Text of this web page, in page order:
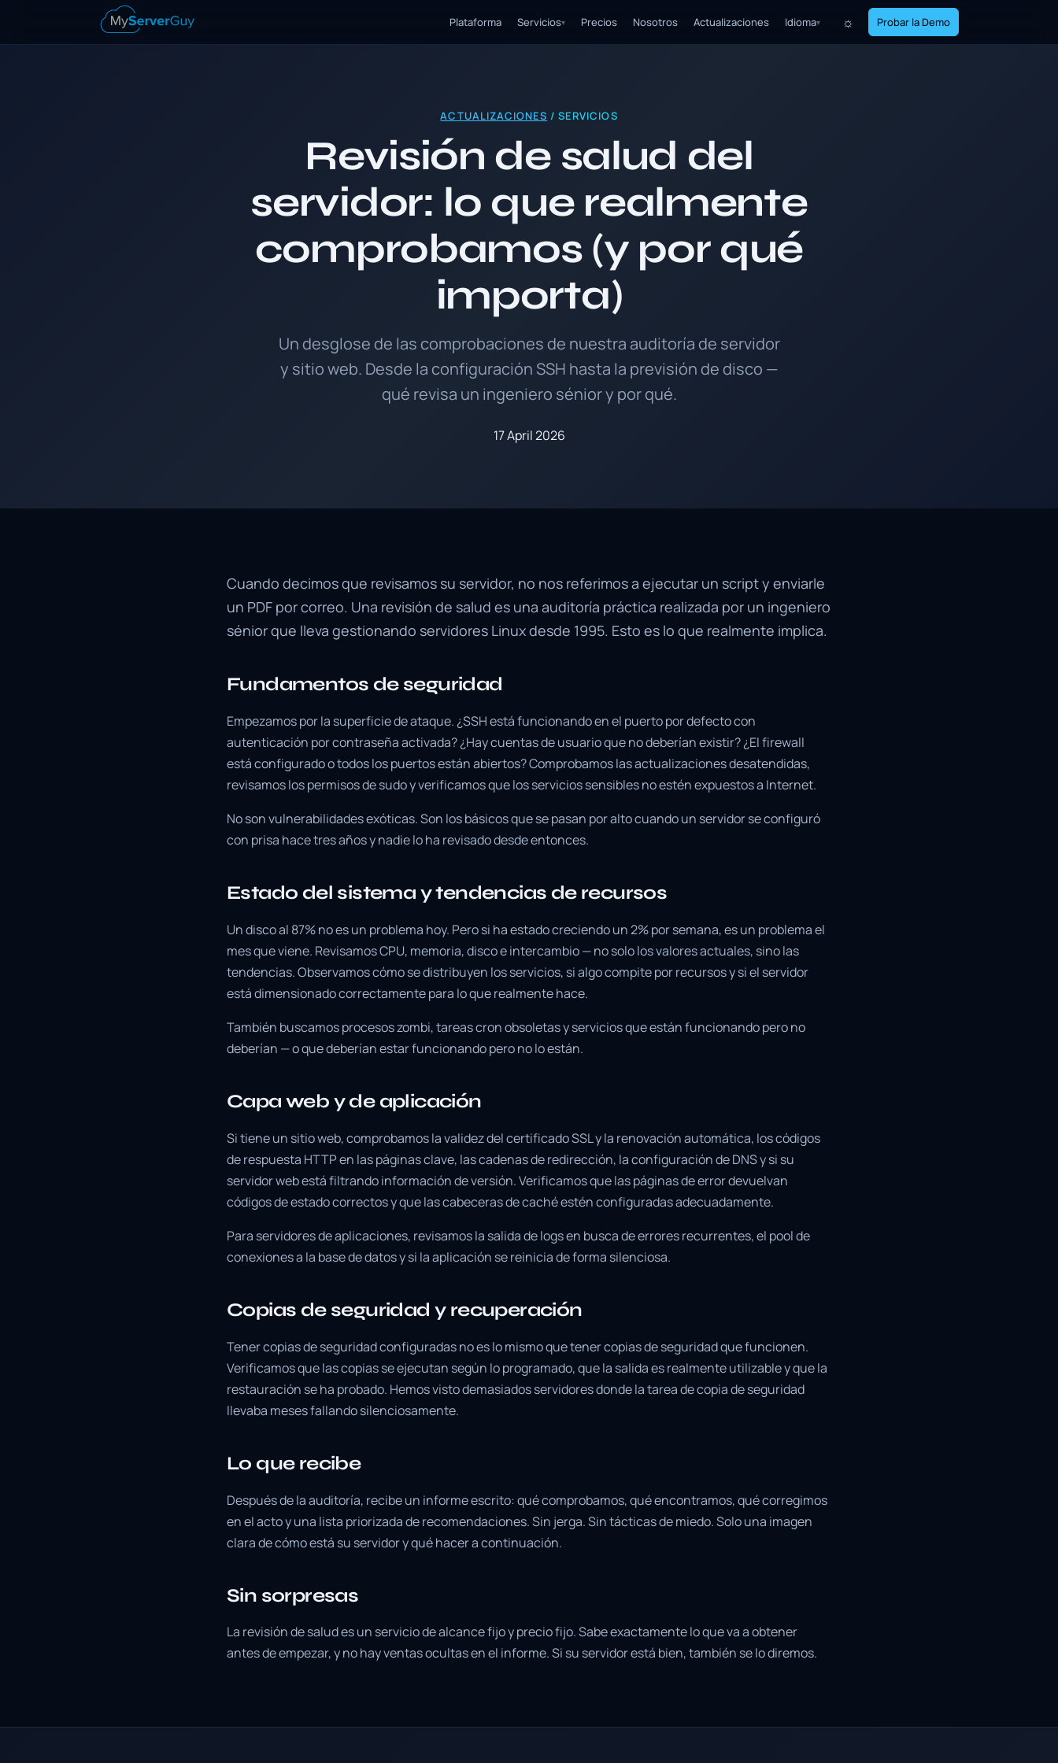
Plataforma Servicios▾ Precios Nosotros Actualizaciones Idioma▾ ☼ Probar la Demo
ACTUALIZACIONES / SERVICIOS
Revisión de salud del
servidor: lo que realmente
comprobamos (y por qué
importa)
Un desglose de las comprobaciones de nuestra auditoría de servidor
y sitio web. Desde la configuración SSH hasta la previsión de disco —
qué revisa un ingeniero sénior y por qué.
17 April 2026
Cuando decimos que revisamos su servidor, no nos referimos a ejecutar un script y enviarle
un PDF por correo. Una revisión de salud es una auditoría práctica realizada por un ingeniero
sénior que lleva gestionando servidores Linux desde 1995. Esto es lo que realmente implica.
Fundamentos de seguridad
Empezamos por la superficie de ataque. ¿SSH está funcionando en el puerto por defecto con
autenticación por contraseña activada? ¿Hay cuentas de usuario que no deberían existir? ¿El firewall
está configurado o todos los puertos están abiertos? Comprobamos las actualizaciones desatendidas,
revisamos los permisos de sudo y verificamos que los servicios sensibles no estén expuestos a Internet.
No son vulnerabilidades exóticas. Son los básicos que se pasan por alto cuando un servidor se configuró
con prisa hace tres años y nadie lo ha revisado desde entonces.
Estado del sistema y tendencias de recursos
Un disco al 87% no es un problema hoy. Pero si ha estado creciendo un 2% por semana, es un problema el
mes que viene. Revisamos CPU, memoria, disco e intercambio — no solo los valores actuales, sino las
tendencias. Observamos cómo se distribuyen los servicios, si algo compite por recursos y si el servidor
está dimensionado correctamente para lo que realmente hace.
También buscamos procesos zombi, tareas cron obsoletas y servicios que están funcionando pero no
deberían — o que deberían estar funcionando pero no lo están.
Capa web y de aplicación
Si tiene un sitio web, comprobamos la validez del certificado SSL y la renovación automática, los códigos
de respuesta HTTP en las páginas clave, las cadenas de redirección, la configuración de DNS y si su
servidor web está filtrando información de versión. Verificamos que las páginas de error devuelvan
códigos de estado correctos y que las cabeceras de caché estén configuradas adecuadamente.
Para servidores de aplicaciones, revisamos la salida de logs en busca de errores recurrentes, el pool de
conexiones a la base de datos y si la aplicación se reinicia de forma silenciosa.
Copias de seguridad y recuperación
Tener copias de seguridad configuradas no es lo mismo que tener copias de seguridad que funcionen.
Verificamos que las copias se ejecutan según lo programado, que la salida es realmente utilizable y que la
restauración se ha probado. Hemos visto demasiados servidores donde la tarea de copia de seguridad
llevaba meses fallando silenciosamente.
Lo que recibe
Después de la auditoría, recibe un informe escrito: qué comprobamos, qué encontramos, qué corregimos
en el acto y una lista priorizada de recomendaciones. Sin jerga. Sin tácticas de miedo. Solo una imagen
clara de cómo está su servidor y qué hacer a continuación.
Sin sorpresas
La revisión de salud es un servicio de alcance fijo y precio fijo. Sabe exactamente lo que va a obtener
antes de empezar, y no hay ventas ocultas en el informe. Si su servidor está bien, también se lo diremos.